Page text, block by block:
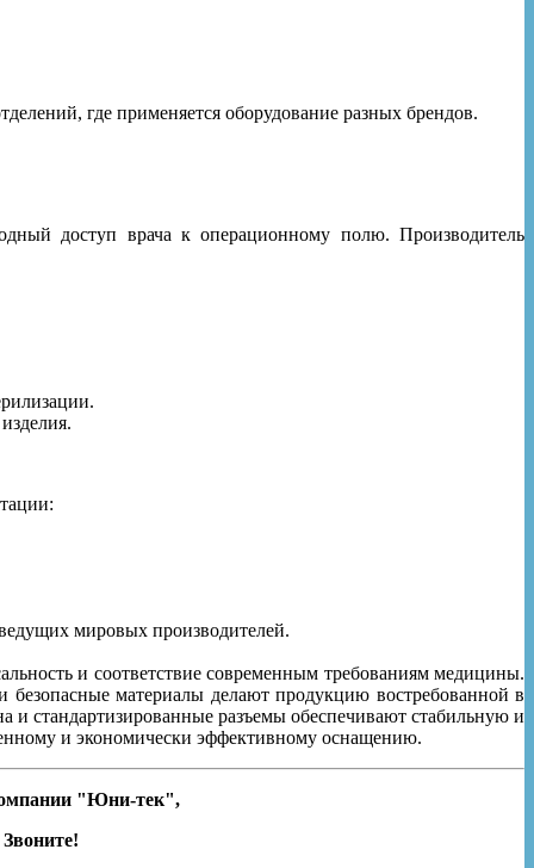
где применяется оборудование разных брендов.
доступ врача к операционному полю. Производитель
мировых производителей.
и соответствие современным требованиям медицины.
материалы делают продукцию востребованной в
и стандартизированные разъемы обеспечивают стабильную и
и экономически эффективному оснащению.
"Юни-тек",